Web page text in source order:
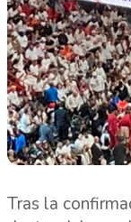
Tras la